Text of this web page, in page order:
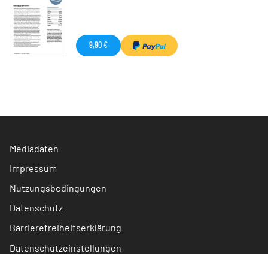
9,90 €
Mediadaten
Impressum
Nutzungsbedingungen
Datenschutz
Barrierefreiheitserklärung
Datenschutzeinstellungen